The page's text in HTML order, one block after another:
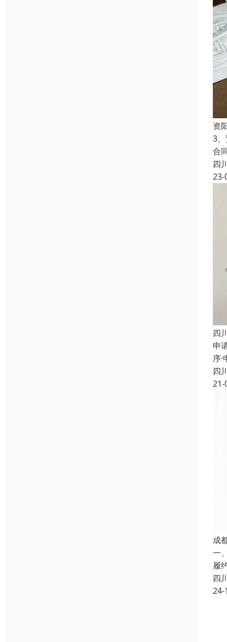
资
3
合
四
23-
四
申
序
四
21-
成
一
履
四
24-